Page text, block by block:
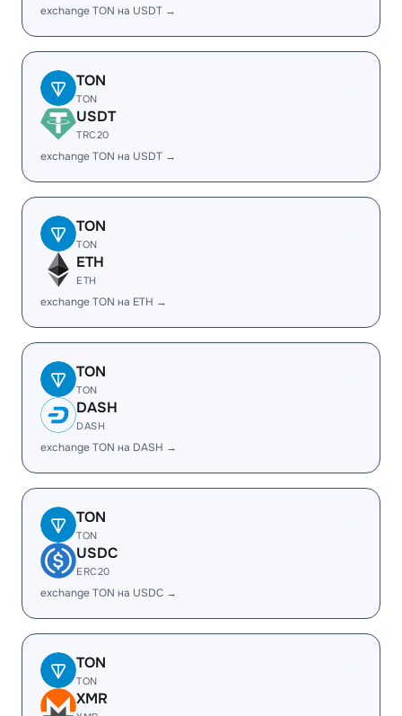
exchange TON на USDT →
TON
TON
USDT
TRC20
exchange TON на USDT →
TON
TON
ETH
ETH
exchange TON на ETH →
TON
TON
DASH
DASH
exchange TON на DASH →
TON
TON
USDC
ERC20
exchange TON на USDC →
TON
TON
XMR